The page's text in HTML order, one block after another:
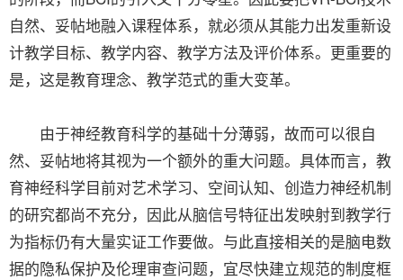
自然、妥帖地融入课程体系，就必须从其能力出发重新设
计教学目标、教学内容、教学方法及评价体系。更重要的
是，这是教育理念、教学范式的重大变革。
由于神经教育科学的基础十分薄弱，故而可以很自
然、妥帖地将其视为一个额外的重大问题。具体而言，教
育神经科学目前对艺术学习、空间认知、创造力神经机制
的研究都尚不充分，因此从脑信号特征出发映射到教学行
为指标仍有大量实证工作要做。与此直接相关的是脑电数
据的隐私保护及伦理审查问题，宜尽快建立规范的制度框